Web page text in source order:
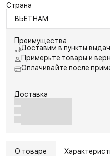
Страна
ВЬЕТНАМ
Преимущества
Доставим в пункты
Примерьте товары и
Оплачивайте после
Доставка
О товаре